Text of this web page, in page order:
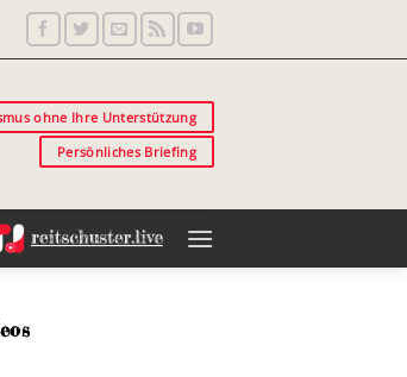
ohne Ihre Unterstützung
Persönliches Briefing